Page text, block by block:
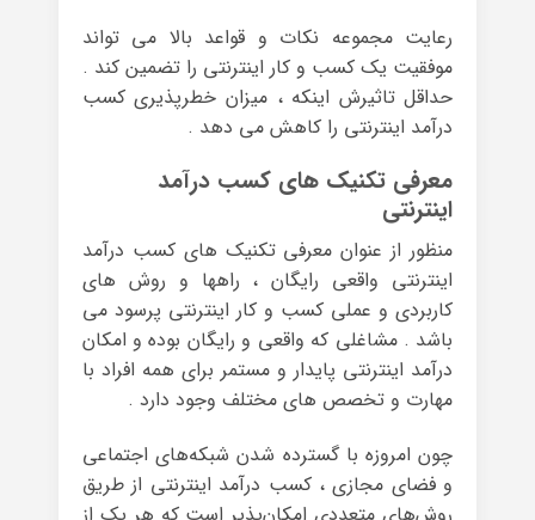
رعایت مجموعه نکات و قواعد بالا می تواند
موفقیت یک کسب و کار اینترنتی را تضمین کند .
حداقل تاثیرش اینکه ، میزان خطرپذیری کسب
درآمد اینترنتی را کاهش می دهد .
معرفی تکنیک های کسب درآمد
اینترنتی
منظور از عنوان معرفی تکنیک های کسب درآمد
اینترنتی واقعی رایگان ، راهها و روش های
کاربردی و عملی کسب و کار اینترنتی پرسود می
باشد . مشاغلی که واقعی و رایگان بوده و امکان
درآمد اینترنتی پایدار و مستمر برای همه افراد با
مهارت و تخصص های مختلف وجود دارد .
چون امروزه با گسترده شدن شبکه‌های اجتماعی
و فضای مجازی ، کسب درآمد اینترنتی از طریق